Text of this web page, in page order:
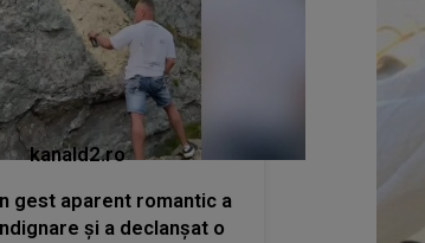
kanald2.ro
gest aparent romantic a
și a declanșat o